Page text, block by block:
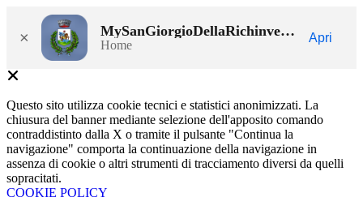
× MySanGiorgioDellaRichinvelda
Home
Apri
Questo sito utilizza cookie tecnici e statistici anonimizzati. La
chiusura del banner mediante selezione dell'apposito comando
contraddistinto dalla X o tramite il pulsante "Continua la
navigazione" comporta la continuazione della navigazione in
assenza di cookie o altri strumenti di tracciamento diversi da quelli
sopracitati.
COOKIE POLICY